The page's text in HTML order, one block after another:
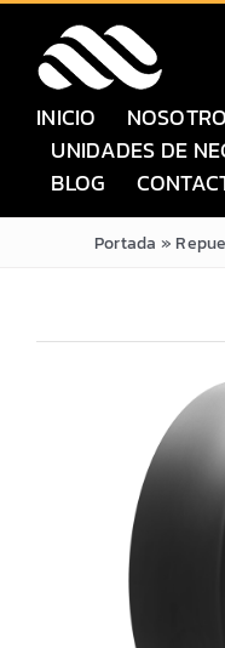
Saltar
contenido
INICIO
UNIDADES DE
BLOG
Portada »